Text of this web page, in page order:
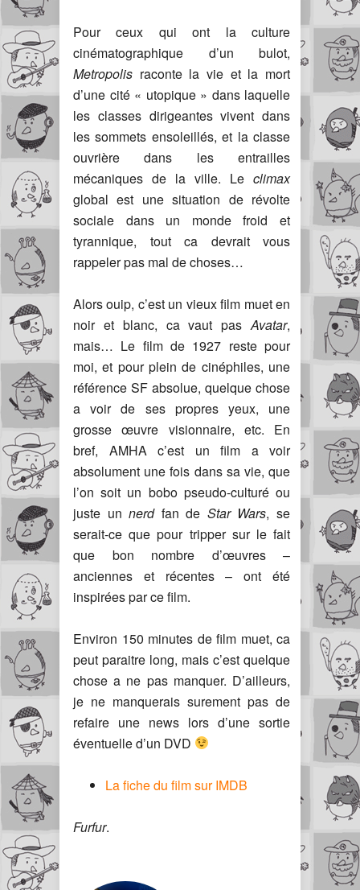
Pour ceux qui ont la culture
cinématographique d’un bulot,
Metropolis raconte la vie et la mort
d’une cité « utopique » dans laquelle
les classes dirigeantes vivent dans
les sommets ensoleillés, et la classe
ouvrière dans les entrailles
mécaniques de la ville. Le climax
global est une situation de révolte
sociale dans un monde froid et
tyrannique, tout ca devrait vous
rappeler pas mal de choses…
Alors ouip, c’est un vieux film muet en
noir et blanc, ca vaut pasAvatar,
mais… Le film de 1927 reste pour
moi, et pour plein de cinéphiles, une
référence SF absolue, quelque chose
a voir de ses propres yeux, une
grosse œuvre visionnaire, etc. En
bref, AMHA c’est un film a voir
absolument une fois dans sa vie, que
l’on soit un bobo pseudo-culturé ou
juste unnerd fan de Star Wars, se
serait-ce que pour tripper sur le fait
que bon nombre d’œuvres –
anciennes et récentes – ont été
inspirées par ce film.
Environ 150 minutes de film muet, ca
peut paraitre long, mais c’est quelque
chose a ne pas manquer. D’ailleurs,
je ne manquerais surement pas de
refaire une news lors d’une sortie
éventuelle d’un DVD
La fiche du film sur IMDB
Furfur.